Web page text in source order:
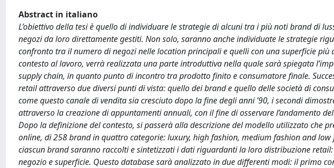
Abstract in italiano
L’obiettivo della tesi è quello di individuare le strategie di alcuni tra i più noti brand di
negozi da loro direttamente gestiti. Non solo, saranno anche individuate le strategie
confronto tra il numero di negozi nelle location principali e quelli con una superficie
contesto al lavoro, verrà realizzata una parte introduttiva nella quale sarà spiegata
supply chain, in quanto punto di incontro tra prodotto finito e consumatore finale.
retail attraverso due diversi punti di vista: quello dei brand e quello delle società di
come questo canale di vendita sia cresciuto dopo la fine degli anni ’90, i secondi
attraverso la creazione di appuntamenti annuali, con il fine di osservare l’andamento
Dopo la definizione del contesto, si passerà alla descrizione del modello utilizzato che
online, di 258 brand in quattro categorie: luxury, high fashion, medium fashion and
ciascun brand saranno raccolti e sintetizzati i dati riguardanti la loro distribuzione
negozio e superficie. Questo database sarà analizzato in due differenti modi: il primo